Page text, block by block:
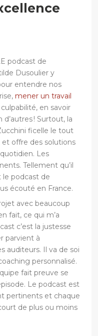
podcast de
Dusoulier y
entendre nos
mener un travail
en savoir
d’autres ! Surtout, la
ficelle le tout
et offre des solutions
Les
Tellement qu’il
podcast de
écouté en France.
avec beaucoup
fait, ce qui m’a
c’est la justesse
parvient à
auditeurs. Il va de soi
personnalisé.
fait preuve se
Le podcast est
pertinents et chaque
de plus ou moins